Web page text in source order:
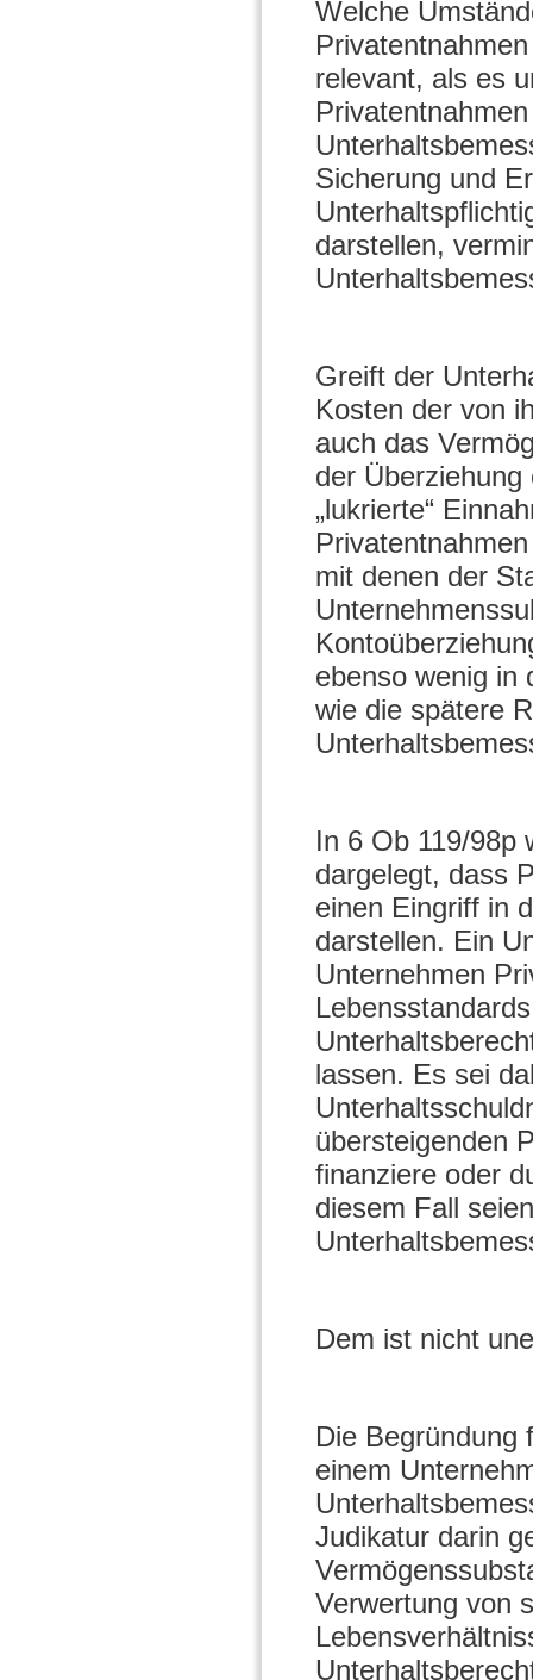
Welche
relevant, als es
Sicherung und
darstellen,
Greift der
Kosten der von
auch das
der
„lukrierte“
mit denen der
ebenso wenig in
wie die spätere
In 6 Ob 119/98p
dargelegt, dass
einen Eingriff in
darstellen. Ein
Unternehmen
lassen. Es sei
übersteigenden
finanziere oder
diesem Fall
Dem ist nicht
Die Begründung
einem
Judikatur darin
Verwertung von